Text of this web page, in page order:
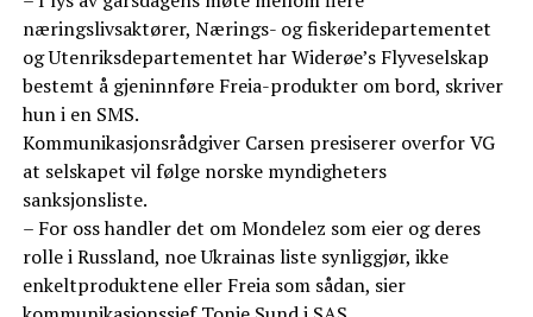
næringslivsaktører, Nærings- og fiskeridepartementet
og Utenriksdepartementet har Widerøe’s Flyveselskap
bestemt å gjeninnføre Freia-produkter om bord, skriver
hun i en SMS.
Kommunikasjonsrådgiver Carsen presiserer overfor VG
at selskapet vil følge norske myndigheters
sanksjonsliste.
– For oss handler det om Mondelez som eier og deres
rolle i Russland, noe Ukrainas liste synliggjør, ikke
enkeltproduktene eller Freia som sådan, sier